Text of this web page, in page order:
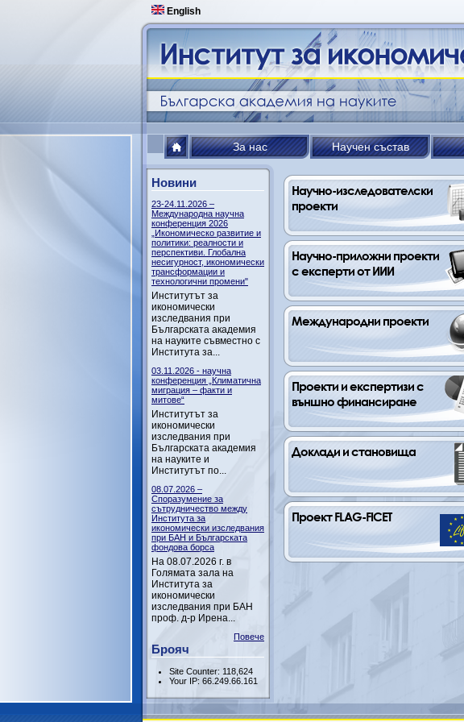
English
За нас Научен състав
Новини
23-24.11.2026 –
Международна научна
конференция 2026
„Икономическо развитие и
политики: реалности и
перспективи. Глобална
несигурност, икономически
трансформации и
технологични промени"
Институтът за
икономически
изследвания при
Българската академия
на науките съвместно с
Института за...
03.11.2026 - научна
конференция „Климатична
миграция – факти и
митове“
Институтът за
икономически
изследвания при
Българската академия
на науките и
Институтът по...
08.07.2026 –
Споразумение за
сътрудничество между
Института за
икономически изследвания
при БАН и Българската
фондова борса
На 08.07.2026 г. в
Голямата зала на
Института за
икономически
изследвания при БАН
проф. д-р Ирена...
Повече
Брояч
Site Counter: 118,624
Your IP: 66.249.66.161
Научно-изследователски
проекти
Научно-приложни проекти
с експерти от ИИИ
Международни проекти
Проекти и експертизи с
външно финансиране
Доклади и становища
Проект FLAG-FICET